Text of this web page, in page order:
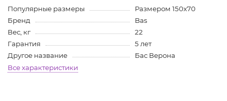
Популярные размеры
Размером 150x70
Бренд
Bas
Вес, кг
22
Гарантия
5 лет
Другое название
Бас Верона
Все характеристики